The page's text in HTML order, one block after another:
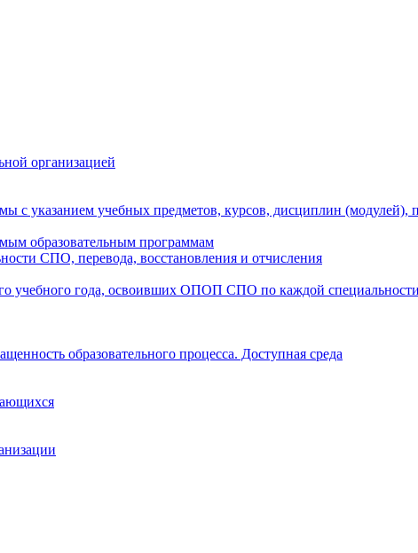
организацией
с указанием учебных предметов, курсов, дисциплин
образовательным программам
СПО, перевода, восстановления и отчисления
учебного года, освоивших ОПОП СПО по каждой специальности
образовательного процесса. Доступная среда